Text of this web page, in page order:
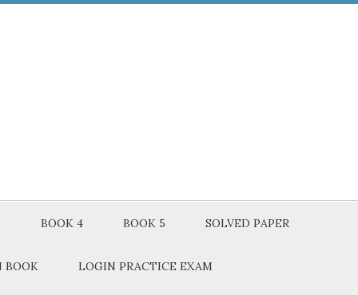
BOOK 4 BOOK 5 SOLVED PAPER
BOOK LOGIN PRACTICE EXAM